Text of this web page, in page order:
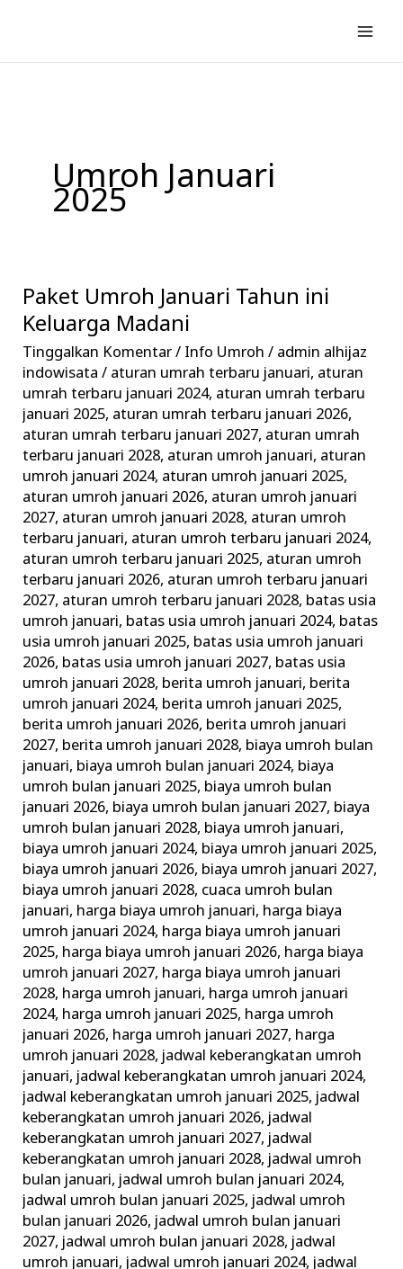
konten
Umroh Januari
2025
Paket Umroh Januari Tahun ini
Keluarga Madani
Tinggalkan Komentar/ Info Umroh / admin alhijaz
indowisata/ aturan umrah terbaru januari, aturan
umrah terbaru januari 2024, aturan umrah terbaru
januari 2025, aturan umrah terbaru januari 2026,
aturan umrah terbaru januari 2027, aturan umrah
terbaru januari 2028, aturan umroh januari, aturan
umroh januari 2024, aturan umroh januari 2025,
aturan umroh januari 2026, aturan umroh januari
2027, aturan umroh januari 2028, aturan umroh
terbaru januari, aturan umroh terbaru januari 2024,
aturan umroh terbaru januari 2025, aturan umroh
terbaru januari 2026, aturan umroh terbaru januari
2027, aturan umroh terbaru januari 2028, batas usia
umroh januari, batas usia umroh januari 2024, batas
usia umroh januari 2025, batas usia umroh januari
2026, batas usia umroh januari 2027, batas usia
umroh januari 2028, berita umroh januari, berita
umroh januari 2024, berita umroh januari 2025,
berita umroh januari 2026, berita umroh januari
2027, berita umroh januari 2028, biaya umroh bulan
januari, biaya umroh bulan januari 2024, biaya
umroh bulan januari 2025, biaya umroh bulan
januari 2026, biaya umroh bulan januari 2027, biaya
umroh bulan januari 2028, biaya umroh januari,
biaya umroh januari 2024, biaya umroh januari 2025,
biaya umroh januari 2026, biaya umroh januari 2027,
biaya umroh januari 2028, cuaca umroh bulan
januari, harga biaya umroh januari, harga biaya
umroh januari 2024, harga biaya umroh januari
2025, harga biaya umroh januari 2026, harga biaya
umroh januari 2027, harga biaya umroh januari
2028, harga umroh januari, harga umroh januari
2024, harga umroh januari 2025, harga umroh
januari 2026, harga umroh januari 2027, harga
umroh januari 2028, jadwal keberangkatan umroh
januari, jadwal keberangkatan umroh januari 2024,
jadwal keberangkatan umroh januari 2025, jadwal
keberangkatan umroh januari 2026, jadwal
keberangkatan umroh januari 2027, jadwal
keberangkatan umroh januari 2028, jadwal umroh
bulan januari, jadwal umroh bulan januari 2024,
jadwal umroh bulan januari 2025, jadwal umroh
bulan januari 2026, jadwal umroh bulan januari
2027, jadwal umroh bulan januari 2028, jadwal
umroh januari, jadwal umroh januari 2024, jadwal
Paket
Umroh
Januari
Tahun
ini
Keluarga
Madani